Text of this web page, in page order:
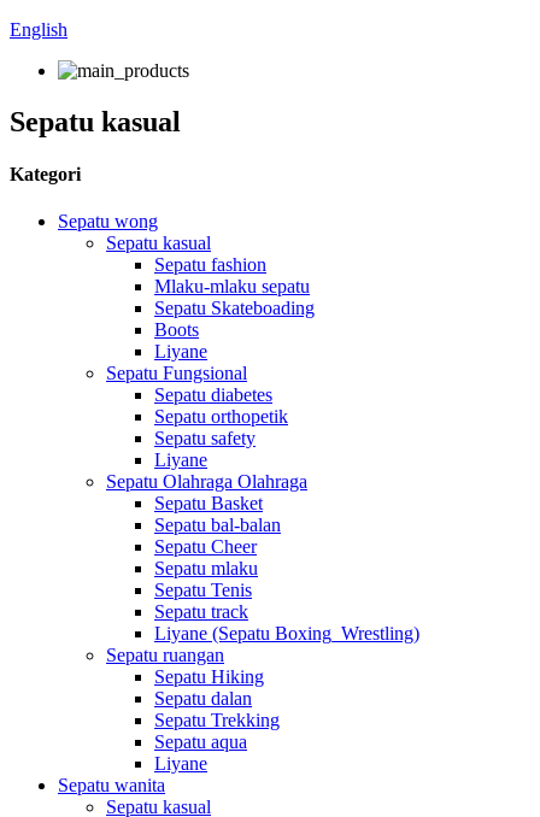
English
Sepatu kasual
Kategori
Sepatu wong
Sepatu kasual
Sepatu fashion
Mlaku-mlaku sepatu
Sepatu Skateboading
Boots
Liyane
Sepatu Fungsional
Sepatu diabetes
Sepatu orthopetik
Sepatu safety
Liyane
Sepatu Olahraga Olahraga
Sepatu Basket
Sepatu bal-balan
Sepatu Cheer
Sepatu mlaku
Sepatu Tenis
Sepatu track
Liyane (Sepatu Boxing_Wrestling)
Sepatu ruangan
Sepatu Hiking
Sepatu dalan
Sepatu Trekking
Sepatu aqua
Liyane
Sepatu wanita
Sepatu kasual